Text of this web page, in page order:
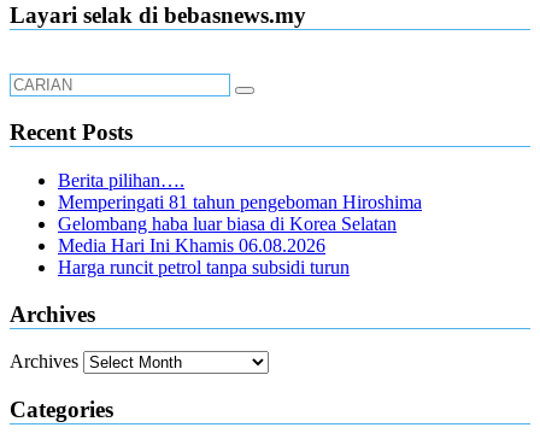
Layari selak di bebasnews.my
Recent Posts
Berita pilihan….
Memperingati 81 tahun pengeboman Hiroshima
Gelombang haba luar biasa di Korea Selatan
Media Hari Ini Khamis 06.08.2026
Harga runcit petrol tanpa subsidi turun
Archives
Archives
Categories